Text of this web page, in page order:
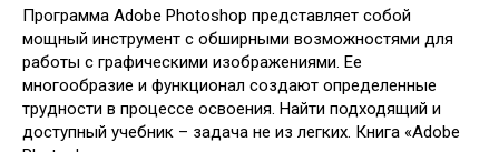
Программа Adobe Photoshop представляет собой
мощный инструмент с обширными возможностями для
работы с графическими изображениями. Ее
многообразие и функционал создают определенные
трудности в процессе освоения. Найти подходящий и
доступный учебник – задача не из легких. Книга «Adobe